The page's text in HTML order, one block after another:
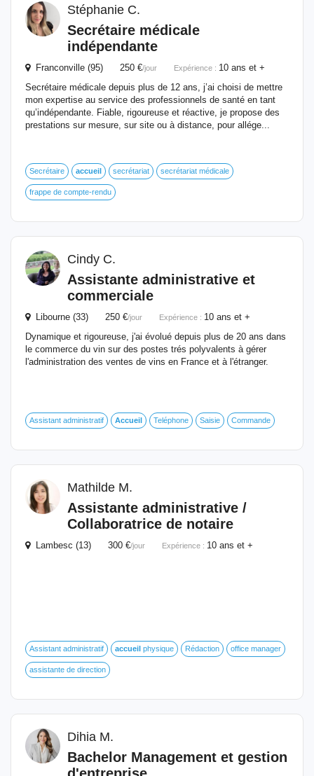
Stéphanie C.
Secrétaire médicale
indépendante
Franconville (95) 250 €/jour Expérience : 10 ans et +
Secrétaire médicale depuis plus de 12 ans, j’ai choisi de mettre
mon expertise au service des professionnels de santé en tant
qu’indépendante. Fiable, rigoureuse et réactive, je propose des
prestations sur mesure, sur site ou à distance, pour allége...
Secrétaire accueil secrétariat secrétariat médicale
frappe de compte-rendu
Cindy C.
Assistante administrative et
commerciale
Libourne (33) 250 €/jour Expérience : 10 ans et +
Dynamique et rigoureuse, j'ai évolué depuis plus de 20 ans dans
le commerce du vin sur des postes trés polyvalents à gérer
l'administration des ventes de vins en France et à l'étranger.
Assistant administratif Accueil Teléphone Saisie Commande
Mathilde M.
Assistante administrative /
Collaboratrice de notaire
Lambesc (13) 300 €/jour Expérience : 10 ans et +
Assistant administratif accueil physique Rédaction office manager
assistante de direction
Dihia M.
Bachelor Management et gestion